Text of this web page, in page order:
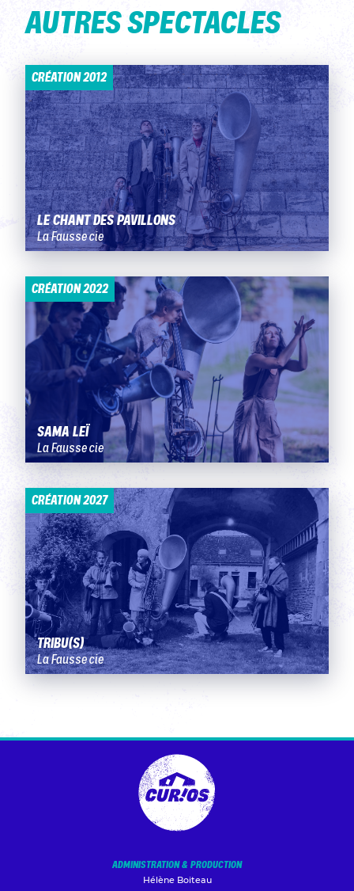
AUTRES SPECTACLES
CRÉATION 2012
LE CHANT DES PAVILLONS
La Fausse cie
CRÉATION 2022
SAMA LEÏ
La Fausse cie
CRÉATION 2027
TRIBU(S)
La Fausse cie
ADMINISTRATION & PRODUCTION
Hélène Boiteau